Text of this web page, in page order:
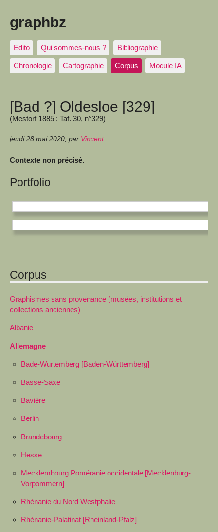
graphbz
Edito Qui sommes-nous ? Bibliographie
Chronologie Cartographie Corpus Module IA
[Bad ?] Oldesloe [329]
(Mestorf 1885 : Taf. 30, n°329)
jeudi 28 mai 2020 par Vincent
Contexte non précisé.
Portfolio
Corpus
Graphismes sans provenance (musées, institutions et
collections anciennes)
Albanie
Allemagne
Bade-Wurtemberg [Baden-Württemberg]
Basse-Saxe
Bavière
Berlin
Brandebourg
Hesse
Mecklembourg Poméranie occidentale [Mecklenburg-
Vorpommern]
Rhénanie du Nord Westphalie
Rhénanie-Palatinat [Rheinland-Pfalz]